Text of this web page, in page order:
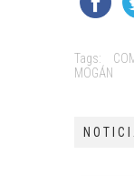
Tags:
MOGÁN